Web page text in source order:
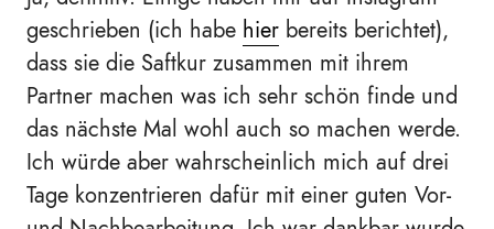
geschrieben (ich habe hier bereits berichtet),
dass sie die Saftkur zusammen mit ihrem
Partner machen was ich sehr schön finde und
das nächste Mal wohl auch so machen werde.
Ich würde aber wahrscheinlich mich auf drei
Tage konzentrieren dafür mit einer guten Vor-